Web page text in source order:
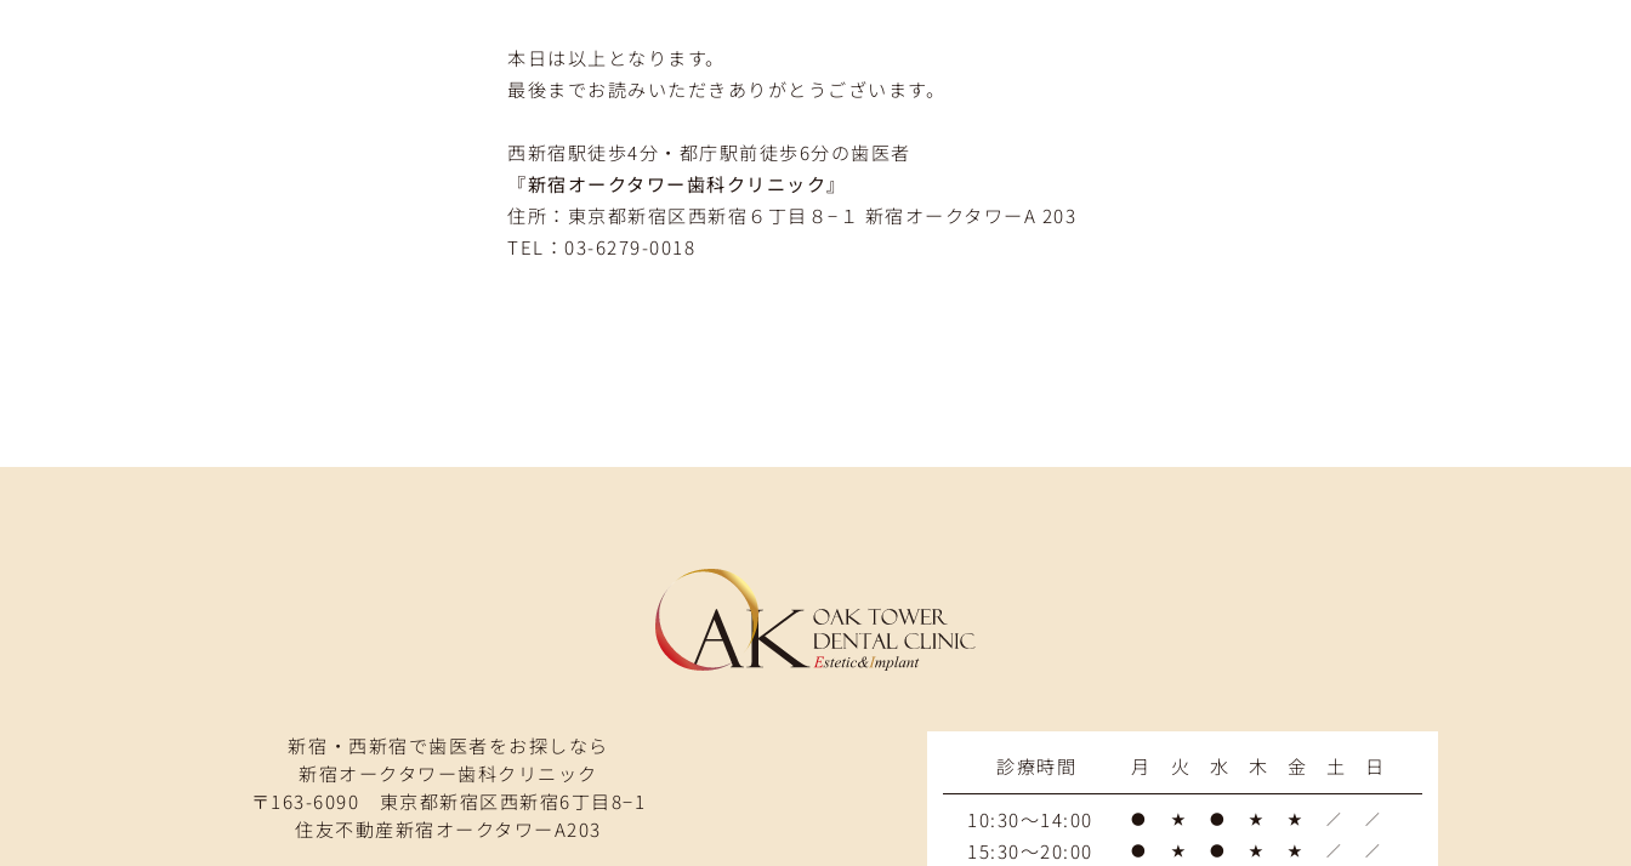
本日は以上となります。
最後までお読みいただきありがとうございます。
西新宿駅徒歩4分・都庁駅前徒歩6分の歯医者
『新宿オークタワー歯科クリニック』
住所：東京都新宿区西新宿６丁目８−１ 新宿オークタワーA 203
TEL：03-6279-0018
新宿・西新宿で歯医者をお探しなら
新宿オークタワー歯科クリニック
〒163-6090 東京都新宿区西新宿6丁目8−1
住友不動産新宿オークタワーA203
診療時間 月 火 水 木 金 土
日
10:30～14:00
● ★ ● ★ ★ ／ ／
15:30～20:00 ● ★ ● ★ ★ ／ ／